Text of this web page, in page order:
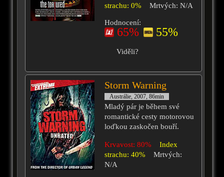
strachu: 0%
Mrtvých: N/A
Hodnocení:
65% 55%
Viděli?
Storm Warning
Austrálie, 2007, 86min
Mladý pár je během své
romantické cesty motorovou
loďkou zaskočen bouří.
Krvavost: 80%
Index
strachu: 40%
Mrtvých:
N/A